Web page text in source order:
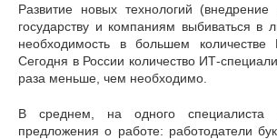
Развитие новых технологий (внедрение
государству и компаниям выбиваться в
необходимость в большем количестве
Сегодня в России количество ИТ-
раза меньше, чем необходимо.
В среднем, на одного специалиста
предложения о работе: работодатели